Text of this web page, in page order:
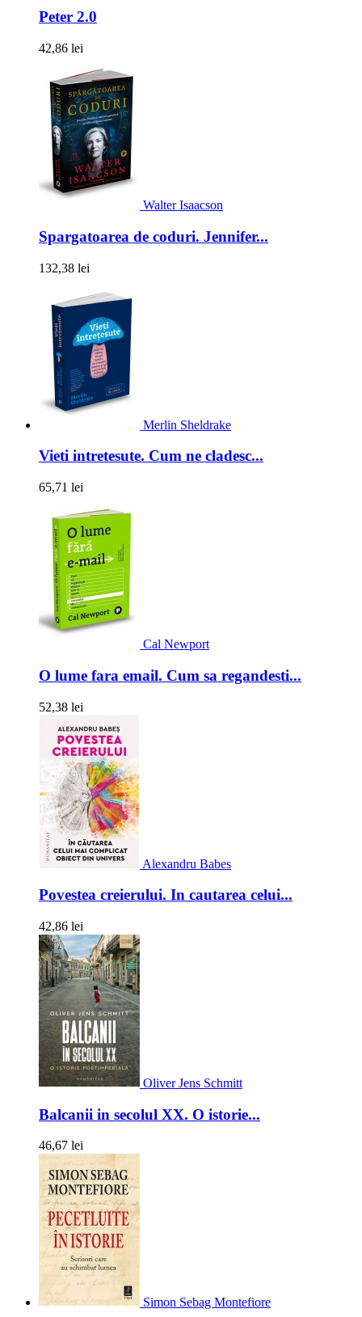
Peter 2.0
42,86 lei
Walter Isaacson
Spargatoarea de coduri. Jennifer...
132,38 lei
Merlin Sheldrake
Vieti intretesute. Cum ne cladesc...
65,71 lei
Cal Newport
O lume fara email. Cum sa regandesti...
52,38 lei
Alexandru Babes
Povestea creierului. In cautarea celui...
42,86 lei
Oliver Jens Schmitt
Balcanii in secolul XX. O istorie...
46,67 lei
Simon Sebag Montefiore